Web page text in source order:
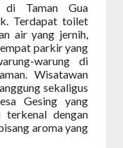
di Taman Gua
Terdapat toilet
air yang jernih,
parkir yang
warung di
Wisatawan
sekaligus
Gesing yang
terkenal dengan
aroma yang